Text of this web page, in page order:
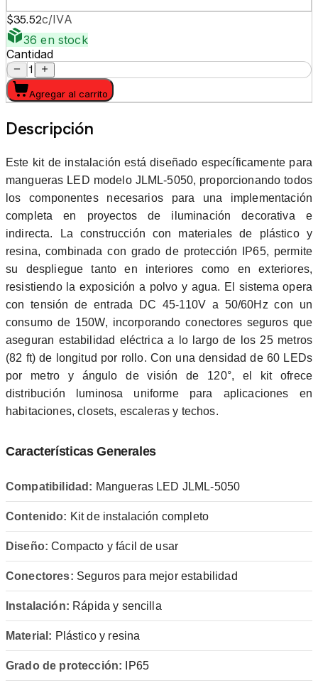
$35.52c/IVA
36 en stock
Cantidad
1
Agregar al carrito
Descripción
Este kit de instalación está diseñado específicamente para
mangueras LED modelo JLML-5050, proporcionando todos
los componentes necesarios para una implementación
completa en proyectos de iluminación decorativa e
indirecta. La construcción con materiales de plástico y
resina, combinada con grado de protección IP65, permite
su despliegue tanto en interiores como en exteriores,
resistiendo la exposición a polvo y agua. El sistema opera
con tensión de entrada DC 45-110V a 50/60Hz con un
consumo de 150W, incorporando conectores seguros que
aseguran estabilidad eléctrica a lo largo de los 25 metros
(82 ft) de longitud por rollo. Con una densidad de 60 LEDs
por metro y ángulo de visión de 120°, el kit ofrece
distribución luminosa uniforme para aplicaciones en
habitaciones, closets, escaleras y techos.
Características Generales
Compatibilidad: Mangueras LED JLML-5050
Contenido: Kit de instalación completo
Diseño: Compacto y fácil de usar
Conectores: Seguros para mejor estabilidad
Instalación: Rápida y sencilla
Material: Plástico y resina
Grado de protección: IP65